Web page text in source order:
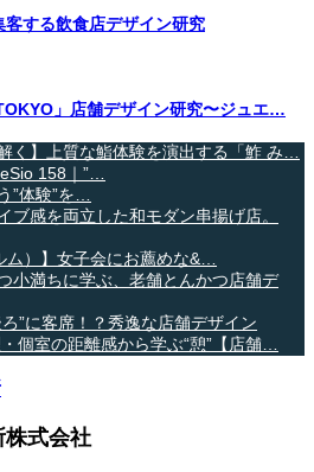
する飲食店デザイン研究
」店舗デザイン研究〜ジュエ…
く】上質な鮨体験を演出する「鮓 み…
158｜”…
”体験”を…
ブ感を両立した和モダン串揚げ店。
ム）】女子会にお薦めな&…
小満ちに学ぶ、老舗とんかつ店舗デ
”に客席！？秀逸な店舗デザイン
個室の距離感から学ぶ“憩”【店舗…
株式会社